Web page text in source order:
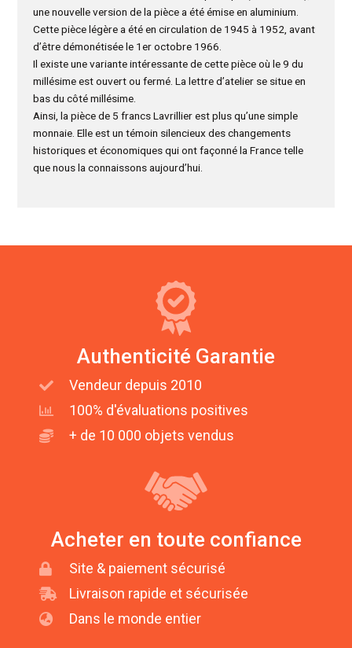
une nouvelle version de la pièce a été émise en aluminium.
Cette pièce légère a été en circulation de 1945 à 1952, avant
d’être démonétisée le 1er octobre 1966.
Il existe une variante intéressante de cette pièce où le 9 du
millésime est ouvert ou fermé. La lettre d’atelier se situe en
bas du côté millésime.
Ainsi, la pièce de 5 francs Lavrillier est plus qu’une simple
monnaie. Elle est un témoin silencieux des changements
historiques et économiques qui ont façonné la France telle
que nous la connaissons aujourd’hui.
Authenticité Garantie
Vendeur depuis 2010
100% d'évaluations positives
+ de 10 000 objets vendus
Acheter en toute confiance
Site & paiement sécurisé
Livraison rapide et sécurisée
Dans le monde entier